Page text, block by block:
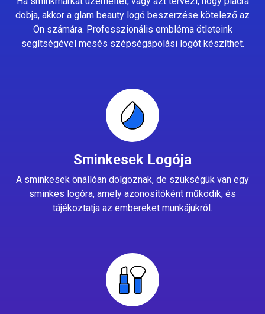
dobja, akkor a glam beauty logó beszerzése kötelező az
Ön számára. Professzionális embléma ötleteink
segítségével mesés szépségápolási logót készíthet.
Sminkesek Logója
A sminkesek önállóan dolgoznak, de szükségük van egy
sminkes logóra, amely azonosítóként működik, és
tájékoztatja az embereket munkájukról.